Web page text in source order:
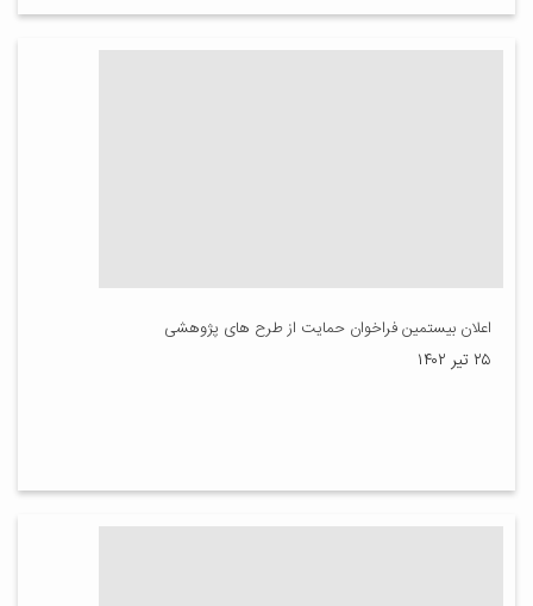
اعلان بیستمین فراخوان حمایت از طرح های پژوهشی
۲۵ تیر ۱۴۰۲